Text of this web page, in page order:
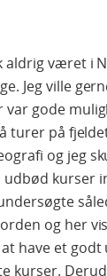
aldrig været i
Jeg ville
var gode
turer på
og jeg
udbød kurser
og her
have et godt
kurser.